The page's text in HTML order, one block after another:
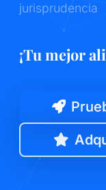
jurisprudencia
¡Tu mejor